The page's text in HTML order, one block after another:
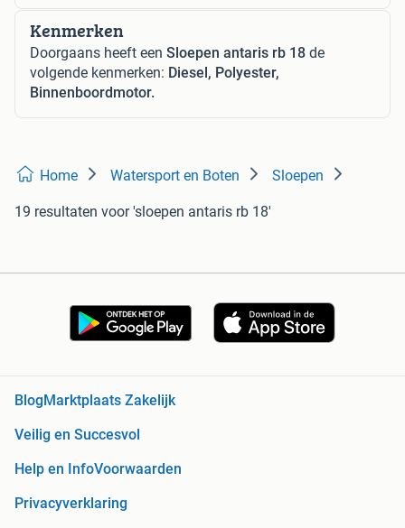
Kenmerken
Doorgaans heeft een Sloepen antaris rb 18 de
volgende kenmerken: Diesel, Polyester,
Binnenboordmotor.
Home Watersport en Boten Sloepen
19 resultaten voor 'sloepen antaris rb 18'
Blog Marktplaats Zakelijk
Veilig en Succesvol
Help en InfoVoorwaarden
Privacyverklaring